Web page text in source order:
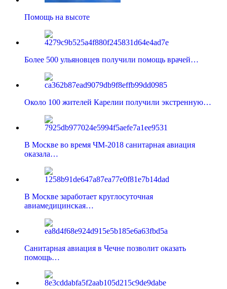
Помощь на высоте
Более 500 ульяновцев получили помощь врачей…
Около 100 жителей Карелии получили экстренную…
В Москве во время ЧМ-2018 санитарная авиация
оказала…
В Москве заработает круглосуточная
авиамедицинская…
Санитарная авиация в Чечне позволит оказать
помощь…